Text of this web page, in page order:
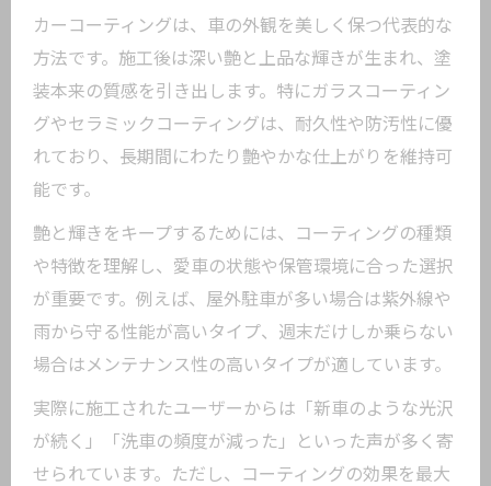
カーコーティングは、車の外観を美しく保つ代表的な
方法です。施工後は深い艶と上品な輝きが生まれ、塗
装本来の質感を引き出します。特にガラスコーティン
グやセラミックコーティングは、耐久性や防汚性に優
れており、長期間にわたり艶やかな仕上がりを維持可
能です。
艶と輝きをキープするためには、コーティングの種類
や特徴を理解し、愛車の状態や保管環境に合った選択
が重要です。例えば、屋外駐車が多い場合は紫外線や
雨から守る性能が高いタイプ、週末だけしか乗らない
場合はメンテナンス性の高いタイプが適しています。
実際に施工されたユーザーからは「新車のような光沢
が続く」「洗車の頻度が減った」といった声が多く寄
せられています。ただし、コーティングの効果を最大